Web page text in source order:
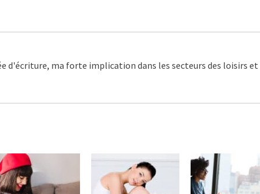
d'écriture, ma forte implication dans les secteurs des loisirs